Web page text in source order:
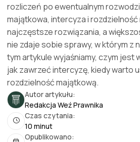
rozliczeń po ewentualnym
majątkowa, intercyza i
najczęstsze rozwiązania, a
nie zdaje sobie sprawy, w którym z
tym artykule wyjaśniamy, czym jest
jak zawrzeć intercyzę, kiedy warto
rozdzielność majątkową.
Autor artykułu:
Redakcja Weź Prawnika
Czas czytania:
10 minut
Opublikowano: